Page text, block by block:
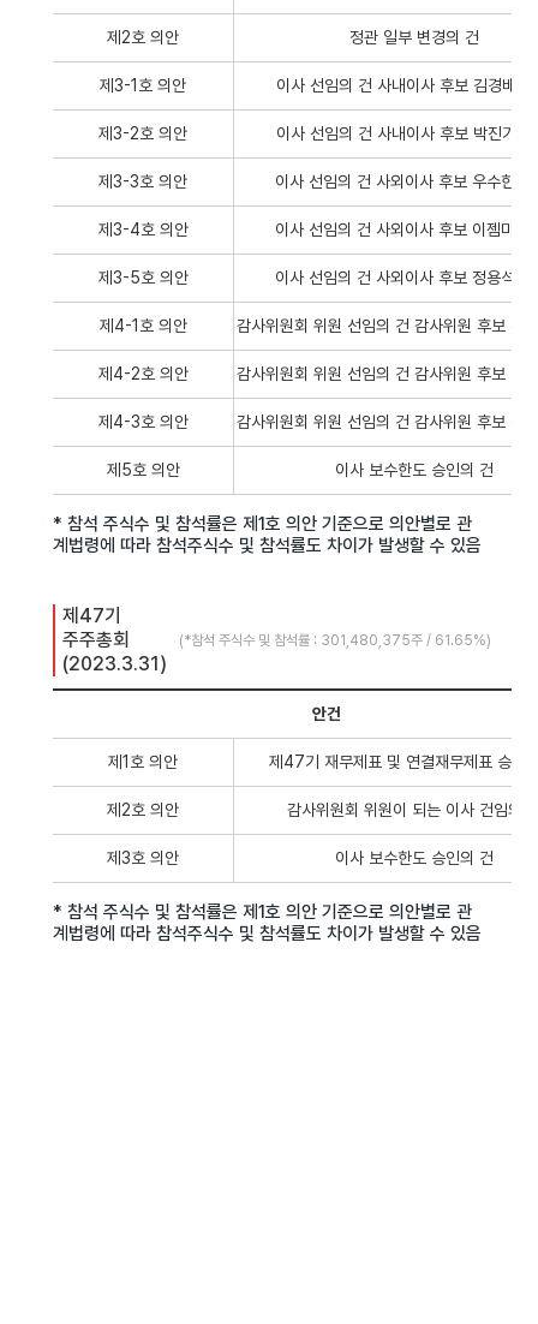
제2호 의안 정관 일부 변경의 건
제3-1호 의안 이사 선임의 건 사내이사 후보 김경배 (1
제3-2호 의안 이사 선임의 건 사내이사 후보 박진기 (1
제3-3호 의안 이사 선임의 건 사외이사 후보 우수한 (2
제3-4호 의안 이사 선임의 건 사외이사 후보 이젬마 (2
제3-5호 의안 이사 선임의 건 사외이사 후보 정용석 (2
제4-1호 의안 감사위원회 위원 선임의 건 감사위원 후보 우
제4-2호 의안 감사위원회 위원 선임의 건 감사위원 후보 이
제4-3호 의안 감사위원회 위원 선임의 건 감사위원 후보 정
제5호 의안 이사 보수한도 승인의 건
* 참석 주식수 및 참석률은 제1호 의안 기준으로 의안별로 관
계법령에 따라 참석주식수 및 참석률도 차이가 발생할 수 있음
제47기
주주총회
(2023.3.31)
(*참석 주식수 및 참석률 : 301,480,375주 / 61.65%)
안건
제1호 의안 제47기 재무제표 및 연결재무제표 승인
제2호 의안 감사위원회 위원이 되는 이사 건임의
제3호 의안 이사 보수한도 승인의 건
* 참석 주식수 및 참석률은 제1호 의안 기준으로 의안별로 관
계법령에 따라 참석주식수 및 참석률도 차이가 발생할 수 있음